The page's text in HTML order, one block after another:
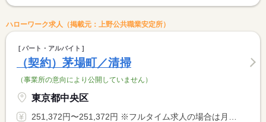
ハローワーク求人（掲載元：上野公共職業安定所）
パート・アルバイト
（契約）茅場町／清掃
（事業所の意向により公開していません）
東京都中央区
251,372円〜251,372円 ※フルタイム求人の場合は月額（換算額）、パート求人の場合は時間額を表示しています。